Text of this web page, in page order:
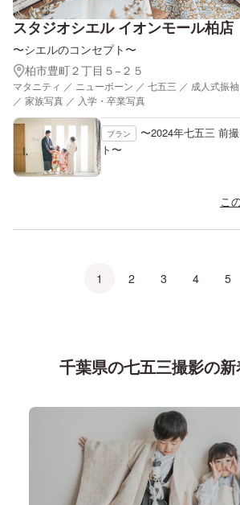
スタジオシエル イオンモール柏店
〜シエルのコンセプト〜
柏市豊町２丁目５−２５
マタニティ ／ ニューボーン ／ 七五三 ／ 成人式振
／ 家族写真 ／ 入学・卒業写真
プラン
〜2024年七五三 前
ト〜
こ
1 2 3 4 5
千葉県の七五三撮影の新